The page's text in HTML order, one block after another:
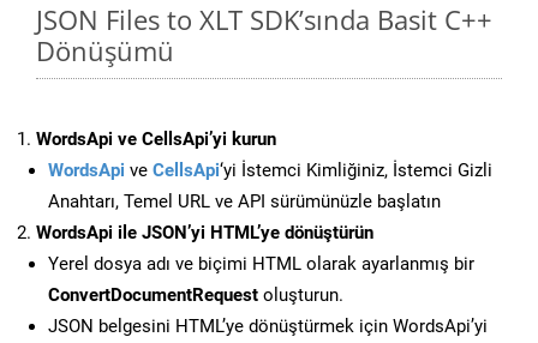
JSON Files to XLT SDK’sında Basit C++
Dönüşümü
WordsApi ve CellsApi’yi kurun
WordsApi ve CellsApi‘yi İstemci Kimliğiniz, İstemci Gizli
Anahtarı, Temel URL ve API sürümünüzle başlatın
WordsApi ile JSON’yi HTML’ye dönüştürün
Yerel dosya adı ve biçimi HTML olarak ayarlanmış bir
ConvertDocumentRequest oluşturun.
JSON belgesini HTML’ye dönüştürmek için WordsApi’yi